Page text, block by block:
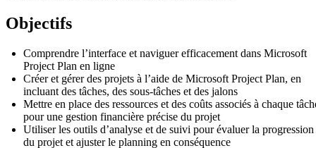
Objectifs
Comprendre l’interface et naviguer efficacement dans Microsoft
Project Plan en ligne
Créer et gérer des projets à l’aide de Microsoft Project Plan, en
incluant des tâches, des sous-tâches et des jalons
Mettre en place des ressources et des coûts associés à chaque
pour une gestion financière précise du projet
Utiliser les outils d’analyse et de suivi pour évaluer la progression
du projet et ajuster le planning en conséquence